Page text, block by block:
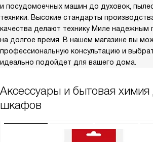
и посудомоечных машин до духовок,
техники. Высокие стандарты
качества делают технику Миле
на долгое время. В нашем магазине вы
профессиональную консультацию и
идеально подойдет для вашего дома.
Аксессуары и бытовая
шкафов